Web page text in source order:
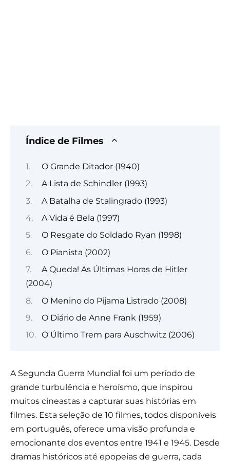
Índice de Filmes
O Grande Ditador (1940)
A Lista de Schindler (1993)
A Batalha de Stalingrado (1993)
A Vida é Bela (1997)
O Resgate do Soldado Ryan (1998)
O Pianista (2002)
A Queda! As Últimas Horas de Hitler
(2004)
O Menino do Pijama Listrado (2008)
O Diário de Anne Frank (1959)
O Último Trem para Auschwitz (2006)
A Segunda Guerra Mundial foi um período de
grande turbulência e heroísmo, que inspirou
muitos cineastas a capturar suas histórias em
filmes. Esta seleção de 10 filmes, todos disponíveis
em português, oferece uma visão profunda e
emocionante dos eventos entre 1941 e 1945. Desde
dramas históricos até epopeias de guerra, cada